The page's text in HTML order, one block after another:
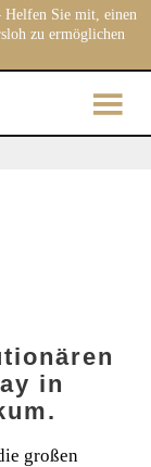
Helfen Sie mit, einen
zu ermöglichen
in
großen